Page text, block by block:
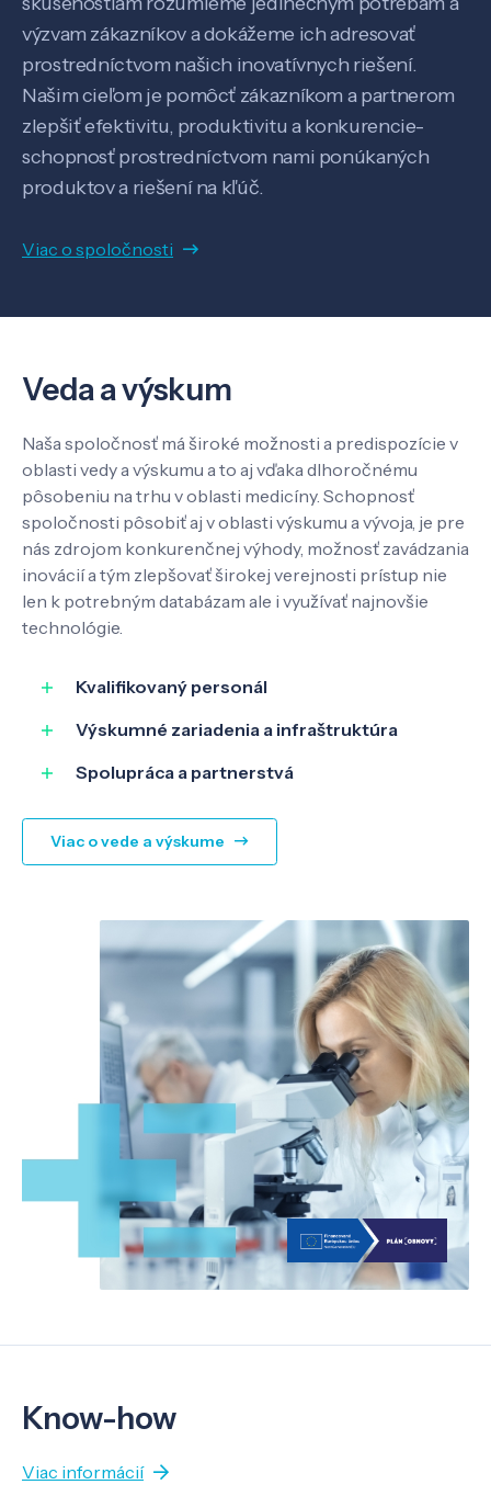
Pôsobenie
Know-how
O nás
výzvam zákazníkov a dokážeme ich adresovať
prostredníctvom našich inovatívnych riešení.
Našim cieľom je pomôcť zákazníkom a partnerom
zlepšiť efektivitu, produktivitu a konkurencie-
schopnosť prostredníctvom nami ponúkaných
produktov a riešení na kľúč.
Viac o spoločnosti
Veda a výskum
Naša spoločnosť má široké možnosti a predispozície v
oblasti vedy a výskumu a to aj vďaka dlhoročnému
pôsobeniu na trhu v oblasti medicíny. Schopnosť
spoločnosti pôsobiť aj v oblasti výskumu a vývoja, je pre
nás zdrojom konkurenčnej výhody, možnosť zavádzania
inovácií a tým zlepšovať širokej verejnosti prístup nie
len k potrebným databázam ale i využívať najnovšie
technológie.
Kvalifikovaný personál
Výskumné zariadenia a infraštruktúra
Spolupráca a partnerstvá
Viac o vede a výskume
Know-how
Viac informácií